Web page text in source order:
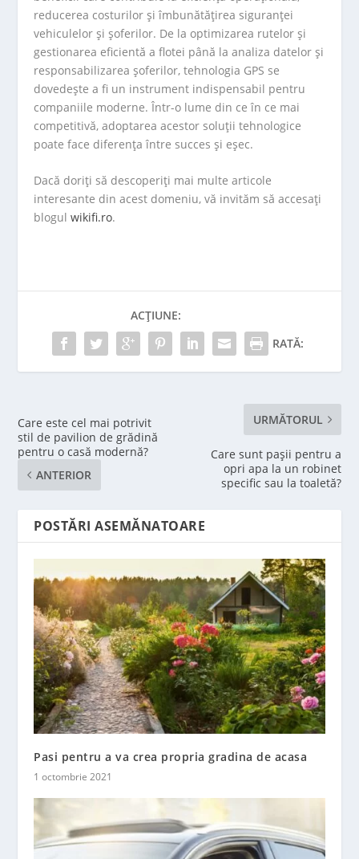
reducerea costurilor și îmbunătățirea siguranței
vehiculelor și șoferilor. De la optimizarea rutelor și
gestionarea eficientă a flotei până la analiza datelor și
responsabilizarea șoferilor, tehnologia GPS se
dovedește a fi un instrument indispensabil pentru
companiile moderne. Într-o lume din ce în ce mai
competitivă, adoptarea acestor soluții tehnologice
poate face diferența între succes și eșec.
Dacă doriți să descoperiți mai multe articole
interesante din acest domeniu, vă invităm să accesați
blogulwikifi.ro.
ACȚIUNE:
RATĂ:
Care este cel mai potrivit
stil de pavilion de grădină
pentru o casă modernă?
ANTERIOR
URMĂTORUL
Care sunt pașii pentru a
opri apa la un robinet
specific sau la toaletă?
POSTĂRI ASEMĂNATOARE
Pasi pentru a va crea propria gradina de acasa
1 octombrie 2021